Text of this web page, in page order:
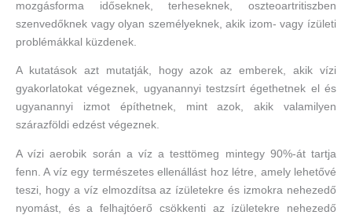
mozgásforma időseknek, terheseknek, oszteoartritiszben
szenvedőknek vagy olyan személyeknek, akik izom- vagy ízületi
problémákkal küzdenek.
A kutatások azt mutatják, hogy azok az emberek, akik vízi
gyakorlatokat végeznek, ugyanannyi testzsírt égethetnek el és
ugyanannyi izmot építhetnek, mint azok, akik valamilyen
szárazföldi edzést végeznek.
A vízi aerobik során a víz a testtömeg mintegy 90%-át tartja
fenn. A víz egy természetes ellenállást hoz létre, amely lehetővé
teszi, hogy a víz elmozdítsa az ízületekre és izmokra nehezedő
nyomást, és a felhajtóerő csökkenti az ízületekre nehezedő